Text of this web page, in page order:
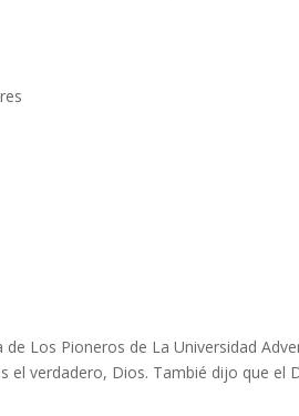
de Los Pioneros de La Universidad
el verdadero, Dios. Tambié dijo que